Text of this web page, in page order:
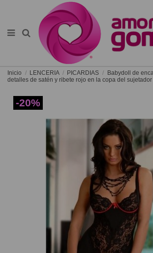
Inicio LENCERIA PICARDIAS
Babydoll de
detalles de satén y ribete rojo en la copa del sujetador
-20%